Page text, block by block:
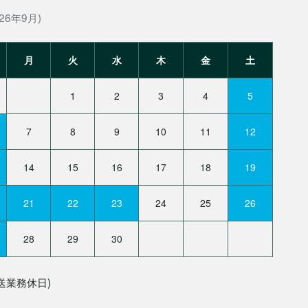
年9月)
月 火 水 木 金 土
1 2 3 4 5
7 8 9 10 11 12
14 15 16 17 18 19
21 22 23 24 25 26
28 29 30
務休日)